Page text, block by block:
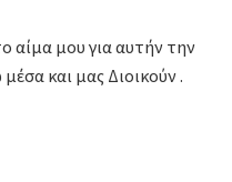
αίμα μου για αυτήν την
και μας Διοικούν .